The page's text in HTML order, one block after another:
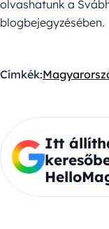
olvashatunk a
blogbejegyzésében.
Címkék:
Itt